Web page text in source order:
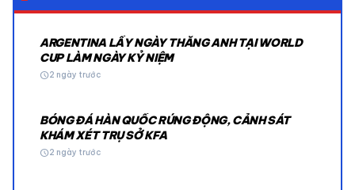
ARGENTINA LẤY NGÀY THẮNG ANH TẠI WORLD
CUP LÀM NGÀY KỶ NIỆM
schedule2 ngày trước
BÓNG ĐÁ HÀN QUỐC RÚNG ĐỘNG, CẢNH SÁT
KHÁM XÉT TRỤ SỞ KFA
schedule2 ngày trước